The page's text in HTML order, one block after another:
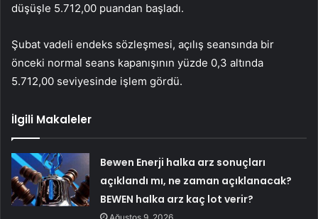
düşüşle 5.712,00 puandan başladı.
Şubat vadeli endeks sözleşmesi, açılış seansında bir
önceki normal seans kapanışının yüzde 0,3 altında
5.712,00 seviyesinde işlem gördü.
İlgili Makaleler
Bewen Enerji halka arz sonuçları
açıklandı mı, ne zaman açıklanacak?
BEWEN halka arz kaç lot verir?